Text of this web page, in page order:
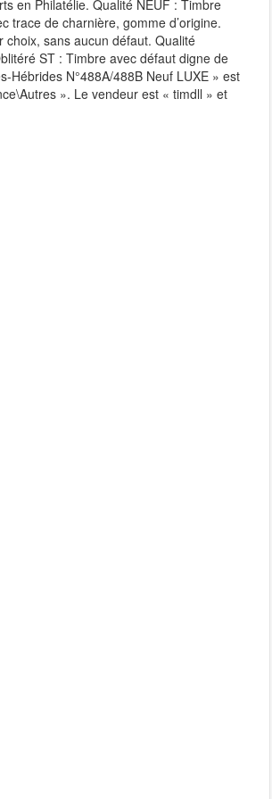
en Philatélie. Qualité NEUF : Timbre
trace de charnière, gomme d’origine.
sans aucun défaut. Qualité
ST : Timbre avec défaut digne de
Hébrides N°488A/488B Neuf LUXE » est
». Le vendeur est « timdll » et